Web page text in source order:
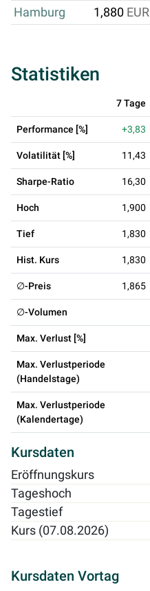
Hamburg
1,880 EUR
Statistiken
7 Tage
Performance [%] +3,83
Volatilität [%] 11,43
Sharpe-Ratio 16,30
Hoch 1,900
Tief 1,830
Hist. Kurs 1,830
∅-Preis 1,865
∅-Volumen
Max. Verlust [%]
Max. Verlustperiode
(Handelstage)
Max. Verlustperiode
(Kalendertage)
Kursdaten
Eröffnungskurs
Tageshoch
Tagestief
Kurs (07.08.2026)
Kursdaten Vortag